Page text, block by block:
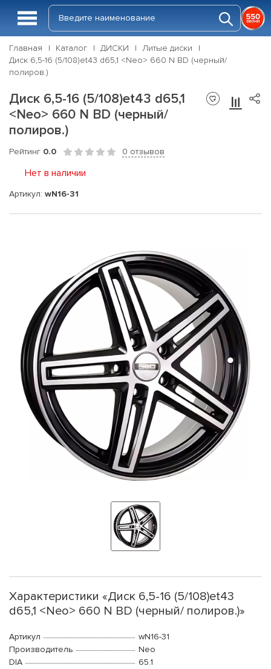
Главная Каталог ДИСКИ
Литые диски
Диск 6,5-16 (5/108)et43 d65,1 <Neo> 660 N BD (черный/
полиров.)
Диск 6,5-16 (5/108)et43 d65,1
<Neo> 660 N BD (черный/
полиров.)
Рейтинг 0.0 0 отзывов
Нет в наличии
Артикул: wN16-31
Характеристики «Диск 6,5-16 (5/108)et43
d65,1 <Neo> 660 N BD (черный/ полиров.)»
Артикул
wN16-31
Производитель
Neo
DIA
65.1